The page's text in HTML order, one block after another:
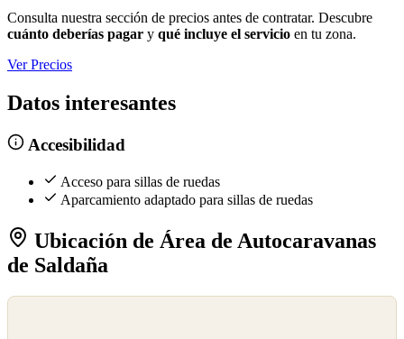
Consulta nuestra sección de precios antes de contratar. Descubre
cuánto deberías pagar y qué incluye el servicio en tu zona.
Ver Precios
Datos interesantes
Accesibilidad
Acceso para sillas de ruedas
Aparcamiento adaptado para sillas de ruedas
Ubicación de Área de Autocaravanas
de Saldaña